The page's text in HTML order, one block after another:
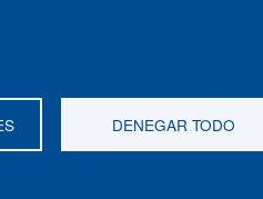
DENEGAR TODO